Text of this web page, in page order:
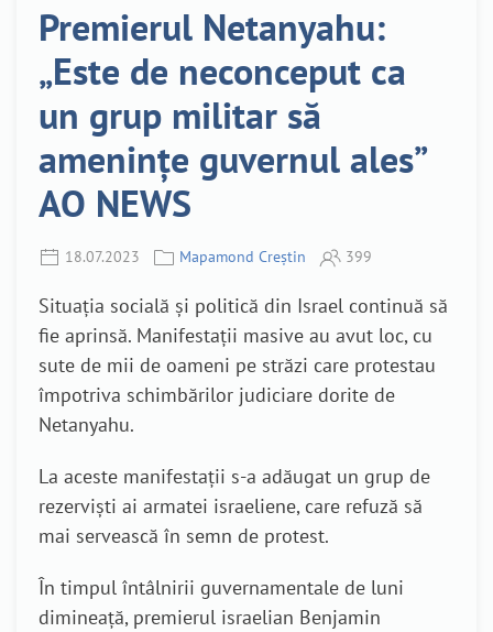
Premierul Netanyahu:
„Este de neconceput ca
un grup militar să
amenințe guvernul ales”
AO NEWS
18.07.2023 Mapamond Creștin 399
Situația socială și politică din Israel continuă să
fie aprinsă. Manifestații masive au avut loc, cu
sute de mii de oameni pe străzi care protestau
împotriva schimbărilor judiciare dorite de
Netanyahu.
La aceste manifestații s-a adăugat un grup de
rezerviști ai armatei israeliene, care refuză să
mai servească în semn de protest.
În timpul întâlnirii guvernamentale de luni
dimineață,premierul israelian Benjamin